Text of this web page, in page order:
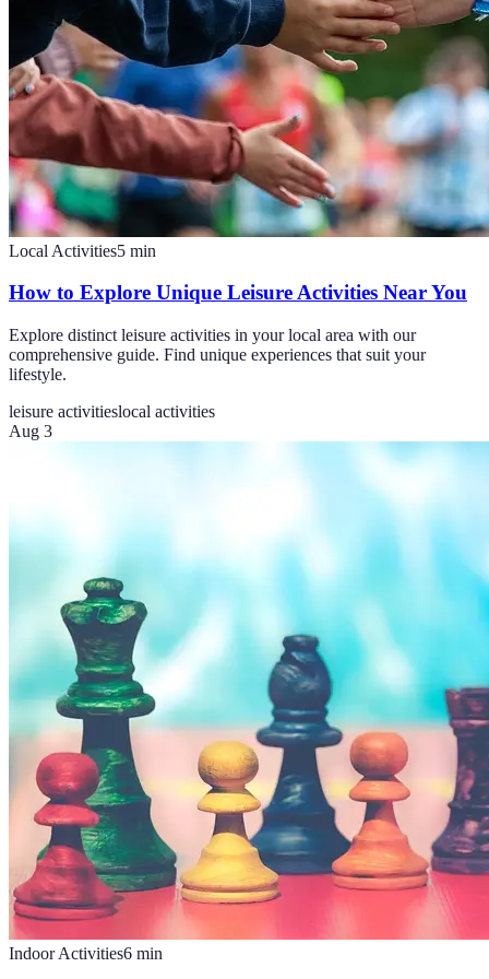
Local Activities5 min
How to Explore Unique Leisure Activities Near You
Explore distinct leisure activities in your local area with our
comprehensive guide. Find unique experiences that suit your
lifestyle.
leisure activitieslocal activities
Aug 3
Indoor Activities6 min